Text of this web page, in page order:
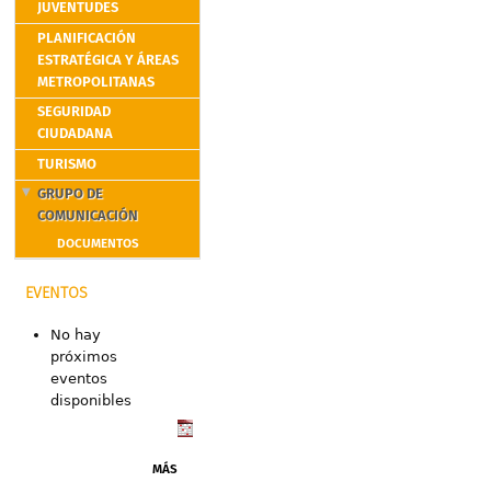
JUVENTUDES
PLANIFICACIÓN
ESTRATÉGICA Y ÁREAS
METROPOLITANAS
SEGURIDAD
CIUDADANA
TURISMO
GRUPO DE
COMUNICACIÓN
DOCUMENTOS
EVENTOS
No hay
próximos
eventos
disponibles
MÁS